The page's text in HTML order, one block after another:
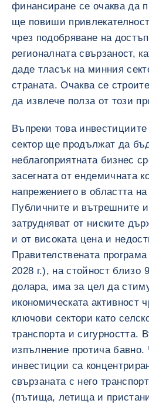
финансиране се очаква да
ще повиши
чрез подобряване на
регионалната свързаност,
даде тласък на минния
страната. Очаква се
да извлече полза от този
Въпреки това
сектор ще продължат да
неблагоприятната бизнес
засегната от ендемичната
напрежението в областта на
Публичните и вътрешните
затрудняват от ниските
и от високата цена и
Правителствената
2028 г.), на стойност близо
долара, има за цел да
икономическата активност
ключови сектори като
транспорта и сигурността.
изпълнение протича бавно.
инвестиции са
свързаната с него
(пътища, летища и